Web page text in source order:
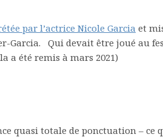
par l’actrice Nicole Garcia et
Garcia. Qui devait être joué au
a été remis à mars 2021)
quasi totale de ponctuation – ce